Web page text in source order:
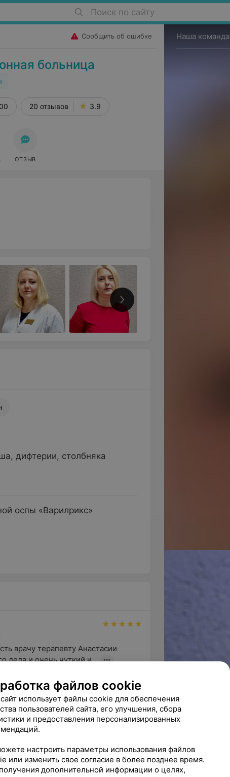
Поиск по сайту
Сообщить об ошибке
больница
20 отзывов 3.9
ОТЗЫВ
дифтерии, столбняка
оспы «Варилрикс»
врачу терапевту Анастасии
дела и очень чуткий и...
стамотологе. Нежелание
детский стоматоло...
Наша команда
файлов cookie
использует файлы cookie для обеспечения
пользователей сайта, его улучшения, сбора
и предоставления персонализированных
настроить параметры использования файлов
или изменить свое согласие в более позднее время.
дополнительной информации о целях,